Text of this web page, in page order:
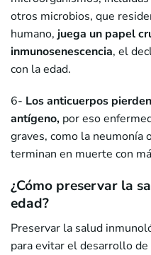
otros microbios, que
humano,juega un papel
inmunosenescencia, el
con la edad.
6- Los anticuerpos
antígeno, por eso
graves, como la neumonía
terminan en muerte con
¿Cómo preservar la
edad?
Preservar la salud
para evitar el desarrollo